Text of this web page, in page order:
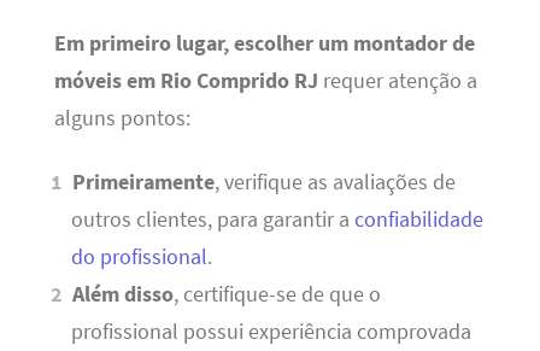
Em primeiro lugar, escolher um montador de
móveis em Rio Comprido RJ requer atenção a
alguns pontos:
Primeiramente, verifique as avaliações de
outros clientes, para garantir a confiabilidade
do profissional.
Além disso, certifique-se de que o
profissional possui experiência comprovada